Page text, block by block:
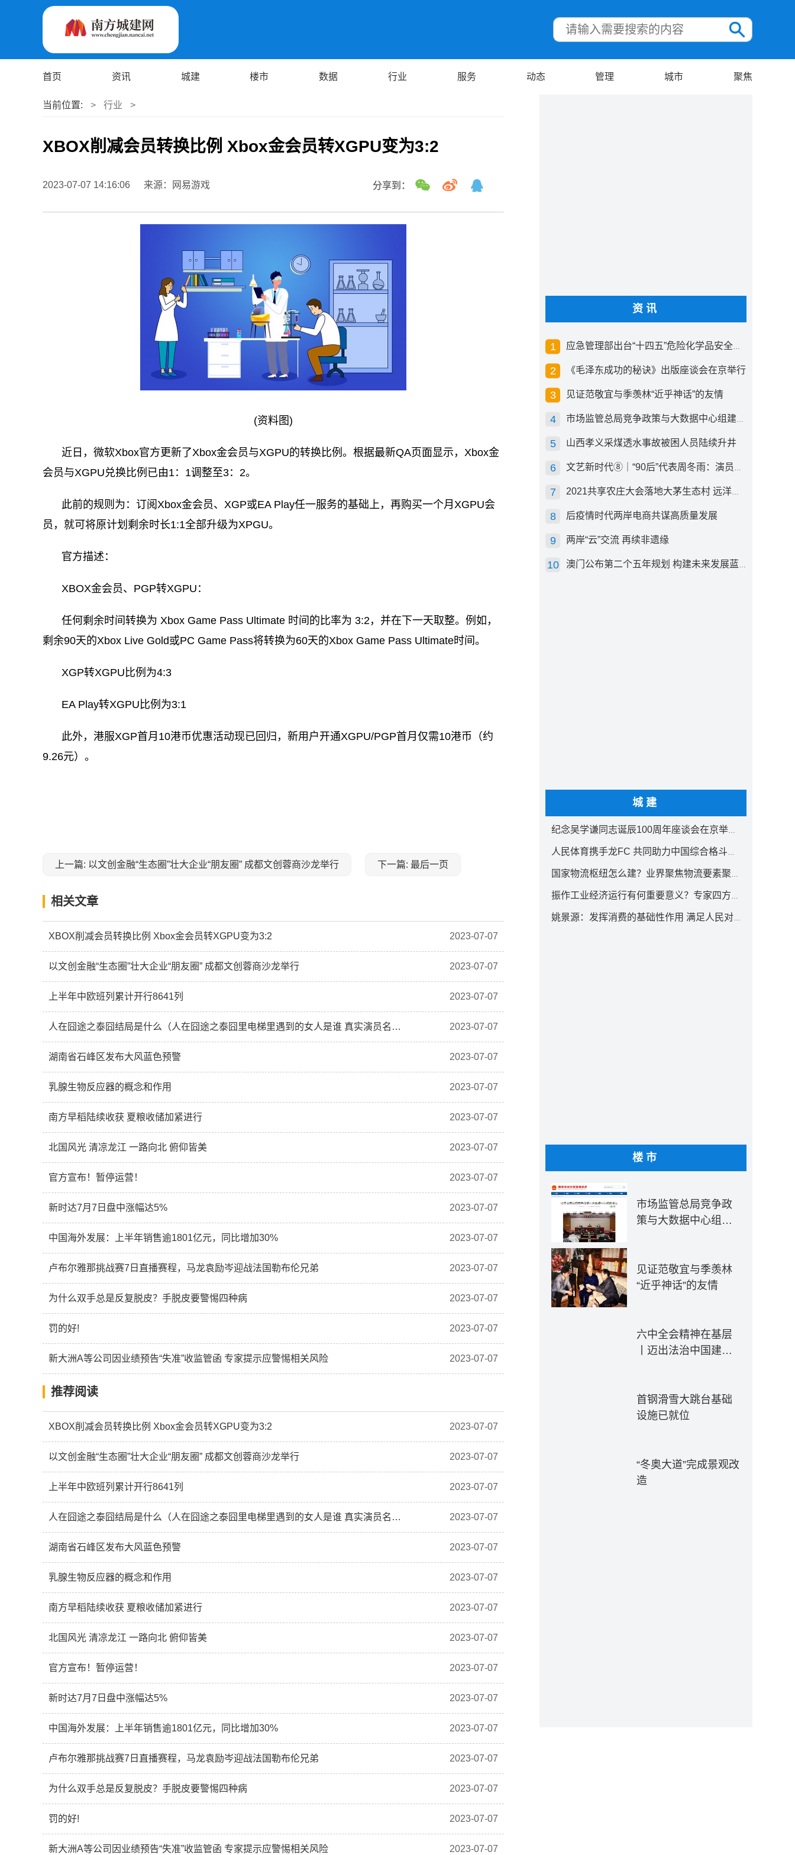
首页 资讯 城建 楼市 数据 行业 服务 动态 管理 城市 聚焦
当前位置: > 行业 >
XBOX削减会员转换比例 Xbox金会员转XGPU变为3:2
2023-07-07 14:16:06 来源：网易游戏 分享到：
(资料图)
近日，微软Xbox官方更新了Xbox金会员与XGPU的转换比例。根据最新QA页面显示，Xbox金
会员与XGPU兑换比例已由1：1调整至3：2。
此前的规则为：订阅Xbox金会员、XGP或EA Play任一服务的基础上，再购买一个月XGPU会
员，就可将原计划剩余时长1:1全部升级为XPGU。
官方描述：
XBOX金会员、PGP转XGPU：
任何剩余时间转换为 Xbox Game Pass Ultimate 时间的比率为 3:2，并在下一天取整。例如，
剩余90天的Xbox Live Gold或PC Game Pass将转换为60天的Xbox Game Pass Ultimate时间。
XGP转XGPU比例为4:3
EA Play转XGPU比例为3:1
此外，港服XGP首月10港币优惠活动现已回归，新用户开通XGPU/PGP首月仅需10港币（约
9.26元）。
上一篇: 以文创金融“生态圈”壮大企业“朋友圈” 成都文创蓉商沙龙举行 下一篇: 最后一页
相关文章
XBOX削减会员转换比例 Xbox金会员转XGPU变为3:2 2023-07-07
以文创金融“生态圈”壮大企业“朋友圈” 成都文创蓉商沙龙举行 2023-07-07
上半年中欧班列累计开行8641列 2023-07-07
人在囧途之泰囧结局是什么（人在囧途之泰囧里电梯里遇到的女人是谁 真实演员名字） 2023-07-07
湖南省石峰区发布大风蓝色预警 2023-07-07
乳腺生物反应器的概念和作用 2023-07-07
南方早稻陆续收获 夏粮收储加紧进行 2023-07-07
北国风光 清凉龙江 一路向北 俯仰皆美 2023-07-07
官方宣布！暂停运营！ 2023-07-07
新时达7月7日盘中涨幅达5% 2023-07-07
中国海外发展：上半年销售逾1801亿元，同比增加30% 2023-07-07
卢布尔雅那挑战赛7日直播赛程，马龙袁励岑迎战法国勒布伦兄弟 2023-07-07
为什么双手总是反复脱皮？手脱皮要警惕四种病 2023-07-07
罚的好! 2023-07-07
新大洲A等公司因业绩预告“失准”收监管函 专家提示应警惕相关风险 2023-07-07
推荐阅读
XBOX削减会员转换比例 Xbox金会员转XGPU变为3:2 2023-07-07
以文创金融“生态圈”壮大企业“朋友圈” 成都文创蓉商沙龙举行 2023-07-07
上半年中欧班列累计开行8641列 2023-07-07
人在囧途之泰囧结局是什么（人在囧途之泰囧里电梯里遇到的女人是谁 真实演员名字） 2023-07-07
湖南省石峰区发布大风蓝色预警 2023-07-07
乳腺生物反应器的概念和作用 2023-07-07
南方早稻陆续收获 夏粮收储加紧进行 2023-07-07
北国风光 清凉龙江 一路向北 俯仰皆美 2023-07-07
官方宣布！暂停运营！ 2023-07-07
新时达7月7日盘中涨幅达5% 2023-07-07
中国海外发展：上半年销售逾1801亿元，同比增加30% 2023-07-07
卢布尔雅那挑战赛7日直播赛程，马龙袁励岑迎战法国勒布伦兄弟 2023-07-07
为什么双手总是反复脱皮？手脱皮要警惕四种病 2023-07-07
罚的好! 2023-07-07
新大洲A等公司因业绩预告“失准”收监管函 专家提示应警惕相关风险 2023-07-07
资讯
应急管理部出台“十四五”危险化学品安全生产规划方案
《毛泽东成功的秘诀》出版座谈会在京举行
见证范敬宜与季羡林“近乎神话”的友情
市场监管总局竞争政策与大数据中心组建成立
山西孝义采煤透水事故被困人员陆续升井
文艺新时代⑧｜“90后”代表周冬雨：演员心里有底，得靠体验生活
2021共享农庄大会落地大茅生态村 远洋集团打造“乡村振兴”样板
后疫情时代两岸电商共谋高质量发展
两岸“云”交流 再续非遗缘
澳门公布第二个五年规划 构建未来发展蓝图
城建
纪念吴学谦同志诞辰100周年座谈会在京举行 汪洋出席
人民体育携手龙FC 共同助力中国综合格斗事业发展
国家物流枢纽怎么建？业界聚焦物流要素聚集方式创新
振作工业经济运行有何重要意义？专家四方面权威解读
姚景源：发挥消费的基础性作用 满足人民对美好生活向往
楼市
市场监管总局竞争政
策与大数据中心组建
见证范敬宜与季羡林
“近乎神话”的友情
六中全会精神在基层
丨迈出法治中国建设
推动全面依法治国新
实践
首钢滑雪大跳台基础
设施已就位
“冬奥大道”完成景观改
造